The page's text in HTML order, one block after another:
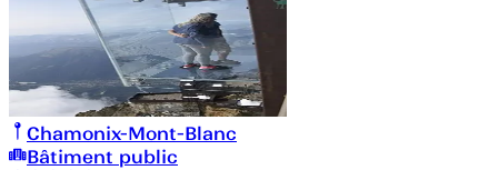
Chamonix-Mont-Blanc
Bâtiment public